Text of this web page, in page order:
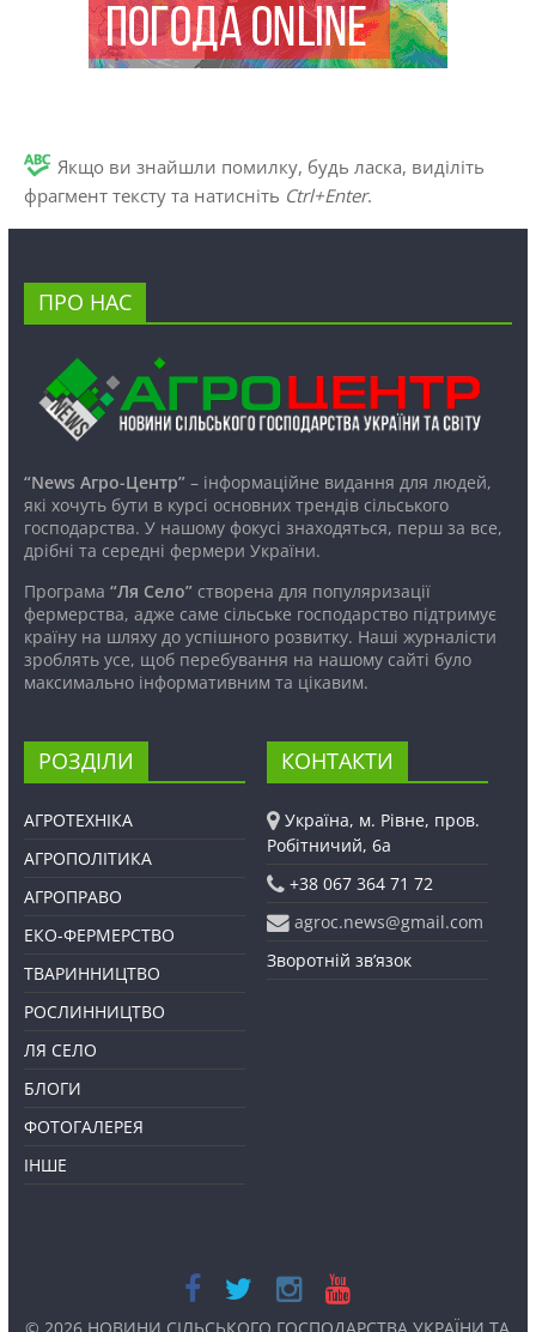
Якщо ви знайшли помилку, будь ласка, виділіть
фрагмент тексту та натисніть Ctrl+Enter.
ПРО НАС
“News Агро-Центр”– інформаційне видання для людей,
які хочуть бути в курсі основних трендів сільського
господарства. У нашому фокусі знаходяться, перш за все,
дрібні та середні фермери України.
Програма “Ля Село”створена для популяризації
фермерства, адже саме сільське господарство підтримує
країну на шляху до успішного розвитку. Наші журналісти
зроблять усе, щоб перебування на нашому сайті було
максимально інформативним та цікавим.
РОЗДІЛИ
АГРОТЕХНІКА
АГРОПОЛІТИКА
АГРОПРАВО
ЕКО-ФЕРМЕРСТВО
ТВАРИННИЦТВО
РОСЛИННИЦТВО
ЛЯ СЕЛО
БЛОГИ
ФОТОГАЛЕРЕЯ
ІНШЕ
КОНТАКТИ
Україна, м. Рівне, пров.
Робітничий, 6а
+38 067 364 71 72
agroc.news@gmail.com
Зворотній зв’язок